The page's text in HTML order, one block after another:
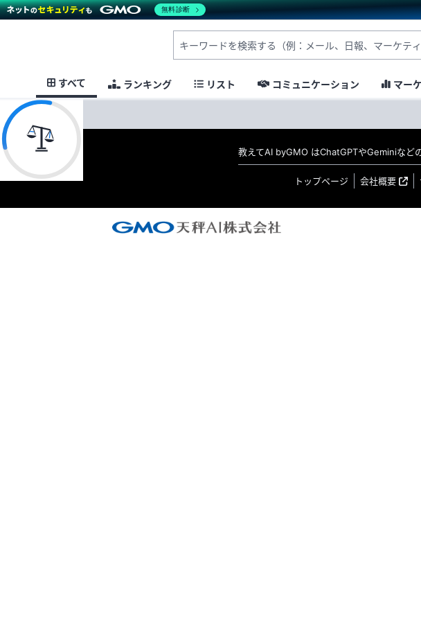
すべて ランキング リスト コミュニケーション マー
教えてAI byGMO はChatGPTやGeminiなど
トップページ 会社概要
無料診断